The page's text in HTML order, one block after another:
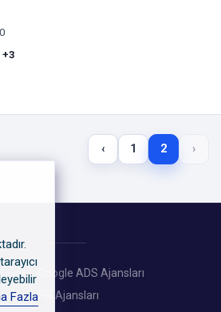
+3
‹ 1 2 ›
Google ADS Ajansları
PR Ajansları
Fazla